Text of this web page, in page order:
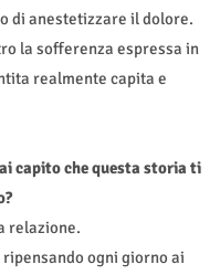
di anestetizzare il dolore.
la sofferenza espressa in
realmente capita e
capito che questa storia ti
relazione.
ogni giorno ai